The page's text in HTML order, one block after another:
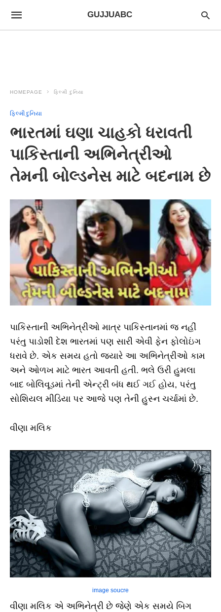
GUJJUABC
HOMEPAGE ફિલ્મી દુનિયા
ફિલ્મી દુનિયા
ભારતમાં ઘણા ચાહકો ધરાવતી
પાકિસ્તાની અભિનેત્રીઓ
તેમની બોલ્ડનેસ માટે બદનામ છે
પાકિસ્તાની અભિનેત્રીઓ માત્ર પાકિસ્તાનમાં જ નહીં
પરંતુ પાડોશી દેશ ભારતમાં પણ સારી એવી ફેન ફોલોઇંગ
ધરાવે છે. એક સમય હતો જ્યારે આ અભિનેત્રીઓ કામ
અને ઓળખ માટે ભારત આવતી હતી. ભલે ઉરી હુમલા
બાદ બોલિવૂડમાં તેની એન્ટ્રી બંધ થઈ ગઈ હોય, પરંતુ
સોશિયલ મીડિયા પર આજે પણ તેની હુસ્ન ચર્ચામાં છે.
વીણા મલિક
image soucre
વીણા મલિક એ અભિનેત્રી છે જેણે એક સમયે બિગ